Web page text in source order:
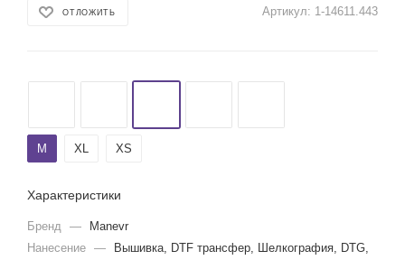
ОТЛОЖИТЬ Артикул: 1-14611.443
M XL XS
Характеристики
Бренд —
Manevr
Нанесение —
Вышивка, DTF трансфер, Шелкография, DTG,